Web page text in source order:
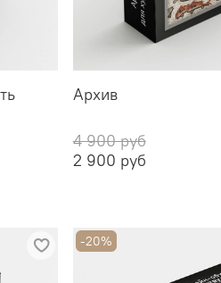
Архив
4 900 руб
2 900 руб
-20%